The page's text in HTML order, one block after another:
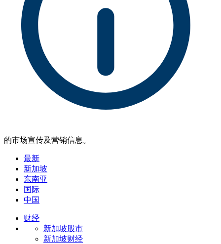
的市场宣传及营销信息。
最新
新加坡
东南亚
国际
中国
财经
新加坡股市
新加坡财经